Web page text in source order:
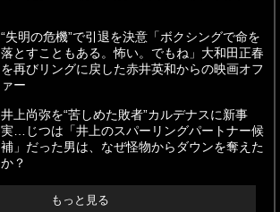
“失明の危機”で引退を決意「ボクシングで命を
落とすこともある。怖い。でもね」大和田正春
を再びリングに戻した赤井英和からの映画オフ
ァー
井上尚弥を“苦しめた敗者”カルデナスに新事
実…じつは「井上のスパーリングパートナー候
補」だった男は、なぜ怪物からダウンを奪えた
か？
もっと見る